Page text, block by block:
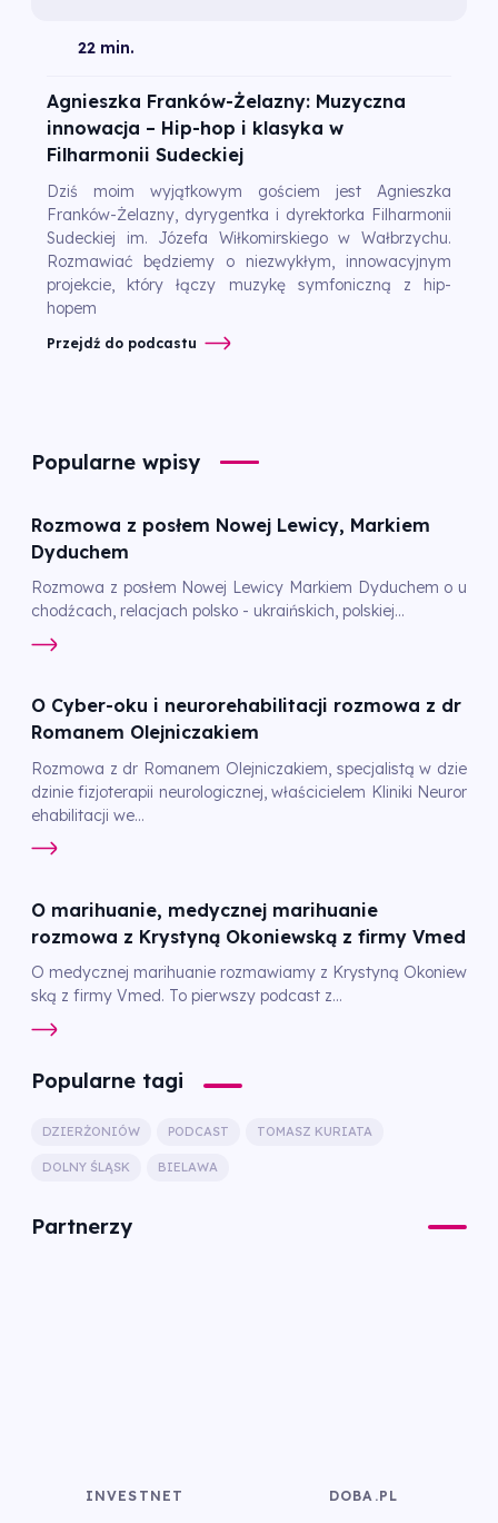
22 min.
Agnieszka Franków-Żelazny: Muzyczna
innowacja – Hip-hop i klasyka w
Filharmonii Sudeckiej
Dziś moim wyjątkowym gościem jest Agnieszka
Franków-Żelazny, dyrygentka i dyrektorka Filharmonii
Sudeckiej im. Józefa Wiłkomirskiego w Wałbrzychu.
Rozmawiać będziemy o niezwykłym, innowacyjnym
projekcie, który łączy muzykę symfoniczną z hip-
hopem
Przejdź do podcastu
Popularne wpisy
Rozmowa z posłem Nowej Lewicy, Markiem
Dyduchem
Rozmowa z posłem Nowej Lewicy Markiem Dyduchem o u
chodźcach, relacjach polsko - ukraińskich, polskiej...
O Cyber-oku i neurorehabilitacji rozmowa z dr
Romanem Olejniczakiem
Rozmowa z dr Romanem Olejniczakiem, specjalistą w dzie
dzinie fizjoterapii neurologicznej, właścicielem Kliniki Neuror
ehabilitacji we...
O marihuanie, medycznej marihuanie
rozmowa z Krystyną Okoniewską z firmy Vmed
O medycznej marihuanie rozmawiamy z Krystyną Okoniew
ską z firmy Vmed. To pierwszy podcast z...
Popularne tagi
DZIERŻONIÓW PODCAST TOMASZ KURIATA
DOLNY ŚLĄSK BIELAWA
Partnerzy
INVESTNET DOBA.PL